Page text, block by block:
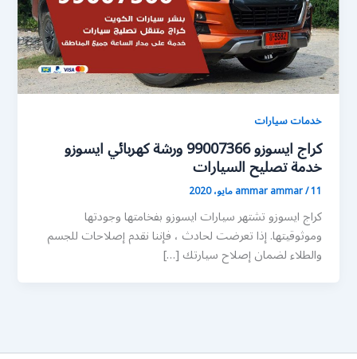
خدمات سيارات
كراج ايسوزو 99007366 ورشة كهربائي ايسوزو
خدمة تصليح السيارات
ammar ammar/11 مايو، 2020
كراج ايسوزو تشتهر سيارات ايسوزو بفخامتها وجودتها
وموثوقيتها. إذا تعرضت لحادث ، فإننا نقدم إصلاحات للجسم
والطلاء لضمان إصلاح سيارتك […]